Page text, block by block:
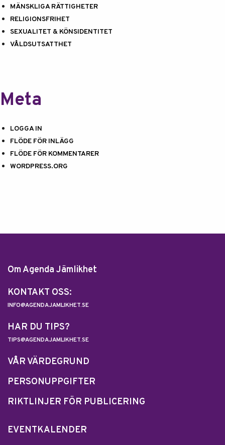
MÄNSKLIGA RÄTTIGHETER
RELIGIONSFRIHET
SEXUALITET & KÖNSIDENTITET
VÅLDSUTSATTHET
Meta
LOGGA IN
FLÖDE FÖR INLÄGG
FLÖDE FÖR KOMMENTARER
WORDPRESS.ORG
Om Agenda Jämlikhet
KONTAKT OSS:
INFO@AGENDAJAMLIKHET.SE
HAR DU TIPS?
TIPS@AGENDAJAMLIKHET.SE
VÅR VÄRDEGRUND
PERSONUPPGIFTER
RIKTLINJER FÖR PUBLICERING
EVENTKALENDER